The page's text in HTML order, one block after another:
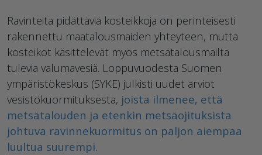
Ravinteita pidättäviä kosteikkoja on perinteisesti
rakennettu maatalousmaiden yhteyteen, mutta
kosteikot käsittelevät myös metsätalousmailta
tulevia valumavesiä. Loppuvuodesta Suomen
ympäristökeskus (SYKE) julkisti uudet arviot
vesistökuormituksesta, joista ilmenee, että
metsätalouden ja etenkin metsäojituksista
johtuva ravinnekuormitus on paljon aiempaa
luultua suurempi.